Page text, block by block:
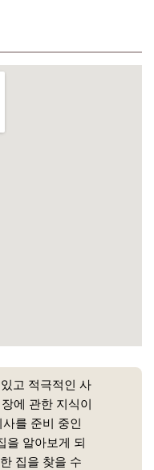
고 적극적인 사
에 관한 지식이
를 준비 중인
을 알아보게 되
집을 찾을 수